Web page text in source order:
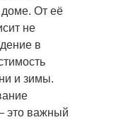
От её
не
в
и зимы.
это важный